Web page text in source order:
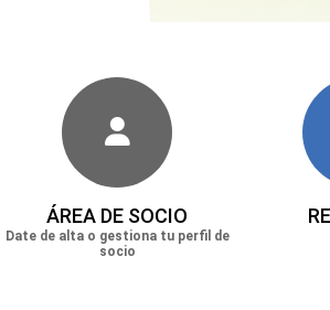
ÁREA DE SOCIO
Date de alta o gestiona tu perfil de
socio